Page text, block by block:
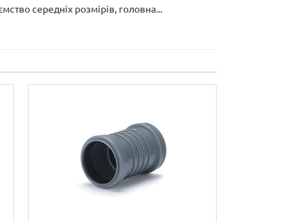
середніх розмірів, головна...